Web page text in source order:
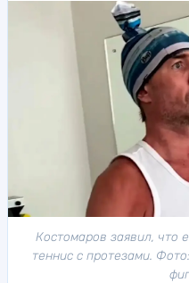
Костомаров заявил, что
теннис с протезами.